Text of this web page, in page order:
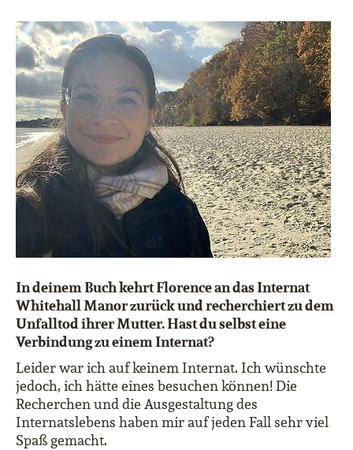
In deinem Buch kehrt Florence an das Internat
Whitehall Manor zurück und recherchiert zu dem
Unfalltod ihrer Mutter. Hast du selbst eine
Verbindung zu einem Internat?
Leider war ich auf keinem Internat. Ich wünschte
jedoch, ich hätte eines besuchen können! Die
Recherchen und die Ausgestaltung des
Internatslebens haben mir auf jeden Fall sehr viel
Spaß gemacht.